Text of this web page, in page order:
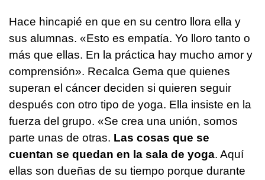
Hace hincapié en que en su centro llora ella y
sus alumnas. «Esto es empatía. Yo lloro tanto o
más que ellas. En la práctica hay mucho amor y
comprensión». Recalca Gema que quienes
superan el cáncer deciden si quieren seguir
después con otro tipo de yoga. Ella insiste en la
fuerza del grupo. «Se crea una unión, somos
parte unas de otras. Las cosas que se
cuentan se quedan en la sala de yoga. Aquí
ellas son dueñas de su tiempo porque durante